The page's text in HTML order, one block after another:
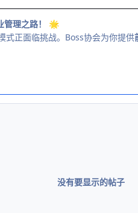
理之路！ 🌟
式正面临挑战。Boss协会为你提供
没有要显示的帖子